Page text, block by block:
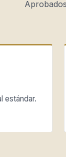
estándar.